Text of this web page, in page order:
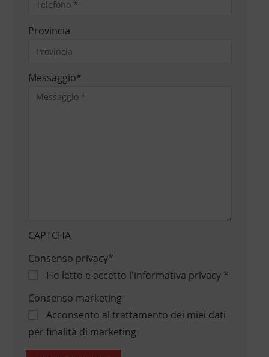
Provincia
Messaggio*
CAPTCHA
Consenso privacy*
Ho letto e accetto l'informativa privacy*
Consenso marketing
Acconsento al trattamento dei miei dati
per finalità di marketing